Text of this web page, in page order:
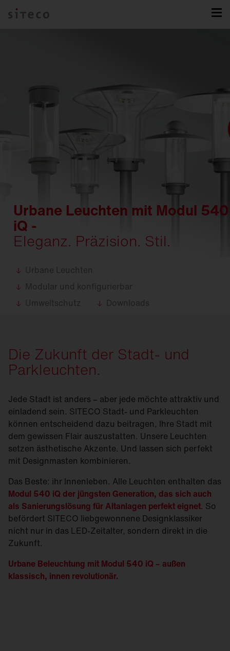
Urbane Leuchten mit Modul 540
iQ -
Eleganz. Präzision. Stil.
Urbane Leuchten
Modular und konfigurierbar
Umweltschutz
Downloads
Die Zukunft der Stadt- und
Parkleuchten.
Jede Stadt ist anders – aber jede möchte attraktiv und
einladend sein. SITECO Stadt- und Parkleuchten
können entscheidend dazu beitragen, Ihre Stadt mit
dem gewissen Flair auszustatten. Unsere Leuchten
setzen ästhetische Akzente. Und lassen sich perfekt
mit Designmasten kombinieren.
Das Beste: ihr Innenleben. Alle Leuchten enthalten das
Modul 540 iQ der jüngsten Generation, das sich auch
als Sanierungslösung für Altanlagen perfekt eignet. So
befördert SITECO liebgewonnene Designklassiker
nicht nur in das LED-Zeitalter, sondern direkt in die
Zukunft.
Urbane Beleuchtung mit Modul 540 iQ – außen
klassisch, innen revolutionär.